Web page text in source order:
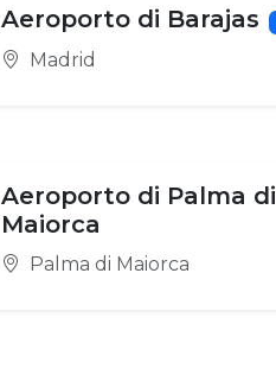
Aeroporto di Barajas
Madrid
Aeroporto di Palma di
Maiorca
Palma di Maiorca